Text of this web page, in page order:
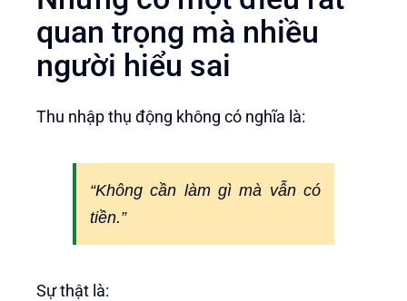
quan trọng mà nhiều
người hiểu sai
Thu nhập thụ động không có nghĩa là:
“Không cần làm gì mà vẫn có
tiền.”
Sự thật là: